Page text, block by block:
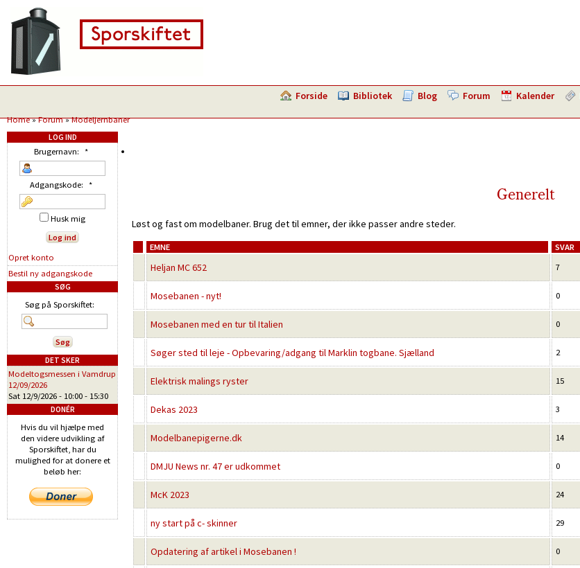
Forside Bibliotek Blog Forum Kalender
Home»Forum»Modeljernbaner
Generelt
Løst og fast om modelbaner. Brug det til emner, der ikke passer andre steder.
EMNE SVAR
Heljan MC 652 7
Mosebanen - nyt! 0
Mosebanen med en tur til Italien 0
Søger sted til leje - Opbevaring/adgang til Marklin togbane. Sjælland 2
Elektrisk malings ryster 15
Dekas 2023 3
Modelbanepigerne.dk 14
DMJU News nr. 47 er udkommet 0
McK 2023 24
ny start på c- skinner 29
Opdatering af artikel i Mosebanen ! 0
LOG IND
Brugernavn: *
Adgangskode: *
Husk mig
Opret konto
Bestil ny adgangskode
SØG
Søg på Sporskiftet:
DET SKER
Modeltogsmessen i Vamdrup
12/09/2026
Sat 12/9/2026 - 10:00 - 15:30
DONÉR
Hvis du vil hjælpe med
den videre udvikling af
Sporskiftet, har du
mulighed for at donere et
beløb her: